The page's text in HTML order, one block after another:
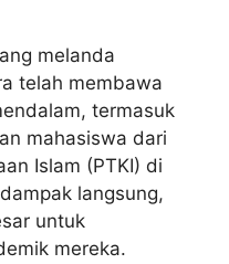
melanda
telah membawa
termasuk
mahasiswa dari
Islam (PTKI) di
langsung,
untuk
mereka.